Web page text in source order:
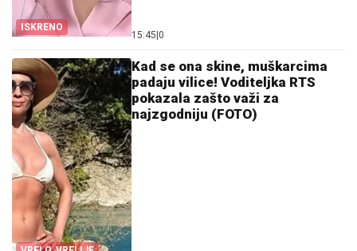
ISKRENO
15:45 0
Kad se ona skine, muškarcima
padaju vilice! Voditeljka RTS
pokazala zašto važi za
najzgodniju (FOTO)